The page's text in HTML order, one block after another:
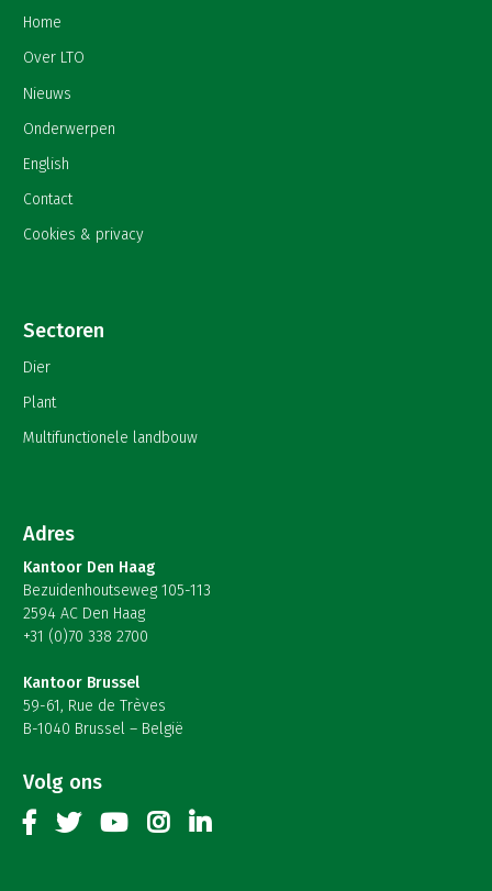
Home
Over LTO
Nieuws
Onderwerpen
English
Contact
Cookies & privacy
Sectoren
Dier
Plant
Multifunctionele landbouw
Adres
Kantoor Den Haag
Bezuidenhoutseweg 105-113
2594 AC Den Haag
+31 (0)70 338 2700
Kantoor Brussel
59-61, Rue de Trèves
B-1040 Brussel – België
Volg ons